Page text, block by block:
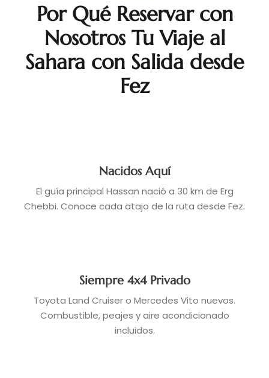
Por Qué Reservar con
Nosotros Tu Viaje al
Sahara con Salida desde
Fez
Nacidos Aquí
El guía principal Hassan nació a 30 km de Erg
Chebbi. Conoce cada atajo de la ruta desde Fez.
Siempre 4x4 Privado
Toyota Land Cruiser o Mercedes Vito nuevos.
Combustible, peajes y aire acondicionado
incluidos.